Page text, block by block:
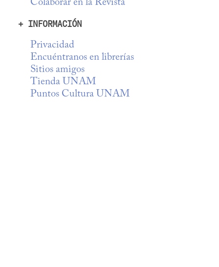
Colaborar en la Revista
+ INFORMACIÓN
Privacidad
Encuéntranos en librerías
Sitios amigos
Tienda UNAM
Puntos Cultura UNAM